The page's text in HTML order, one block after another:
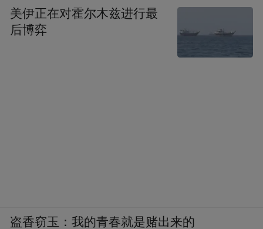
美伊正在对霍尔木兹进行最
后博弈
盗香窃玉：我的青春就是赌出来的